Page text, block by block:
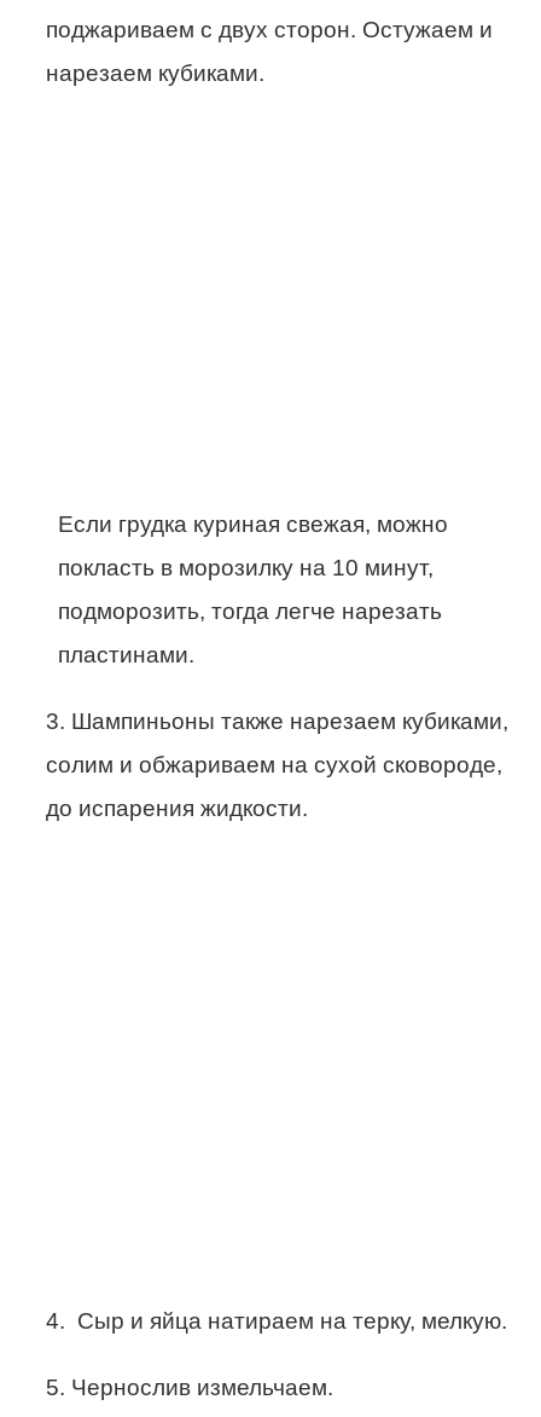
поджариваем с двух сторон. Остужаем и
нарезаем кубиками.
Если грудка куриная свежая, можно
покласть в морозилку на 10 минут,
подморозить, тогда легче нарезать
пластинами.
3. Шампиньоны также нарезаем кубиками,
солим и обжариваем на сухой сковороде,
до испарения жидкости.
4. Сыр и яйца натираем на терку, мелкую.
5. Чернослив измельчаем.